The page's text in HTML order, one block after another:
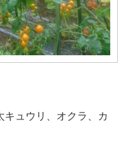
キュウリ、オクラ、カ